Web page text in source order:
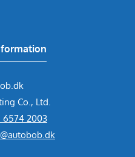
Co., Ltd.
6574 2003